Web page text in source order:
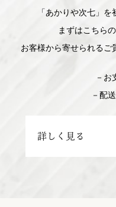
「あかりや次七」
まずはこちら
お客様から寄せられるご
－お
－配
詳しく見る